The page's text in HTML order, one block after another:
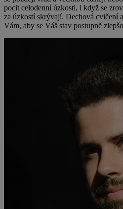
pocit celodenní úzkosti, i když se
za úzkostí skrývají. Dechová cvičení
Vám, aby se Váš stav postupně